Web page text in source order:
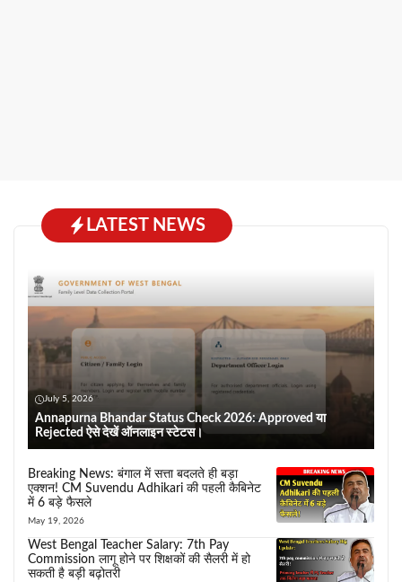
LATEST NEWS
July 5, 2026
Annapurna Bhandar Status Check 2026: Approved या
Rejected ऐसे देखें ऑनलाइन स्टेटस।
Breaking News: बंगाल में सत्ता बदलते ही बड़ा
एक्शन! CM Suvendu Adhikari की पहली कैबिनेट
में 6 बड़े फैसले
May 19, 2026
West Bengal Teacher Salary: 7th Pay
Commission लागू होने पर शिक्षकों की सैलरी में हो
सकती है बड़ी बढ़ोतरी